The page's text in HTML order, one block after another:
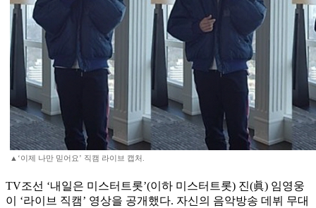
▲‘이제 나만 믿어요’ 직캠 라이브 캡처.
TV조선 ‘내일은 미스터트롯’(이하 미스터트롯) 진(眞) 임영웅
이 ‘라이브 직캠’ 영상을 공개했다. 자신의 음악방송 데뷔 무대